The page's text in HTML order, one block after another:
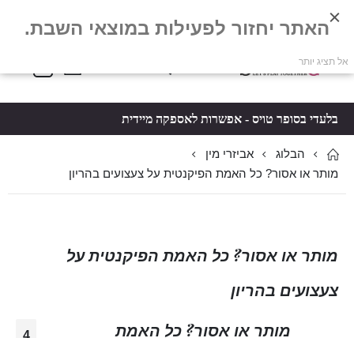
Toggle
סל קניות
בלעדי בסופר טויס - אפשרות לאספקה מיידית
הבלוג
אביזרי מין
מותר או אסור? כל האמת הפיקנטית על צעצועים בהריון
מותר או אסור? כל האמת הפיקנטית על
צעצועים בהריון
4
מותר או אסור? כל האמת
האתר יחזור לפעילות במוצאי השבת.
אל תציג יותר